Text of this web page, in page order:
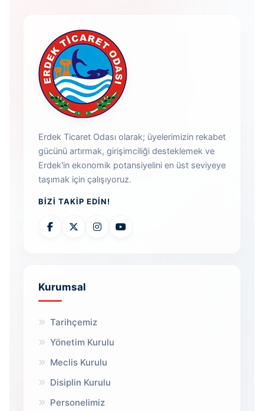
Erdek Ticaret Odası olarak; üyelerimizin rekabet
gücünü artırmak, girişimciliği desteklemek ve
Erdek'in ekonomik potansiyelini en üst seviyeye
taşımak için çalışıyoruz.
BIZI TAKIP EDIN!
Kurumsal
Tarihçemiz
Yönetim Kurulu
Meclis Kurulu
Disiplin Kurulu
Personelimiz